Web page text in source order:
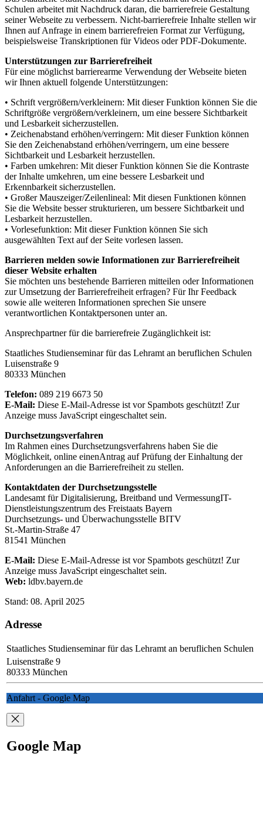
Schulen arbeitet mit Nachdruck daran, die barrierefreie Gestaltung
seiner Webseite zu verbessern. Nicht-barrierefreie Inhalte stellen wir
Ihnen auf Anfrage in einem barrierefreien Format zur Verfügung,
beispielsweise Transkriptionen für Videos oder PDF-Dokumente.
Unterstützungen zur Barrierefreiheit
Für eine möglichst barrierearme Verwendung der Webseite bieten
wir Ihnen aktuell folgende Unterstützungen:
• Schrift vergrößern/verkleinern: Mit dieser Funktion können Sie die
Schriftgröße vergrößern/verkleinern, um eine bessere Sichtbarkeit
und Lesbarkeit sicherzustellen.
• Zeichenabstand erhöhen/verringern: Mit dieser Funktion können
Sie den Zeichenabstand erhöhen/verringern, um eine bessere
Sichtbarkeit und Lesbarkeit herzustellen.
• Farben umkehren: Mit dieser Funktion können Sie die Kontraste
der Inhalte umkehren, um eine bessere Lesbarkeit und
Erkennbarkeit sicherzustellen.
• Großer Mauszeiger/Zeilenlineal: Mit diesen Funktionen können
Sie die Website besser strukturieren, um bessere Sichtbarkeit und
Lesbarkeit herzustellen.
• Vorlesefunktion: Mit dieser Funktion können Sie sich
ausgewählten Text auf der Seite vorlesen lassen.
Barrieren melden sowie Informationen zur Barrierefreiheit
dieser Website erhalten
Sie möchten uns bestehende Barrieren mitteilen oder Informationen
zur Umsetzung der Barrierefreiheit erfragen? Für Ihr Feedback
sowie alle weiteren Informationen sprechen Sie unsere
verantwortlichen Kontaktpersonen unter an.
Ansprechpartner für die barrierefreie Zugänglichkeit ist:
Staatliches Studienseminar für das Lehramt an beruflichen Schulen
Luisenstraße 9
80333 München
Telefon: 089 219 6673 50
E-Mail: Diese E-Mail-Adresse ist vor Spambots geschützt! Zur
Anzeige muss JavaScript eingeschaltet sein.
Durchsetzungsverfahren
Im Rahmen eines Durchsetzungsverfahrens haben Sie die
Möglichkeit, online einenAntrag auf Prüfung der Einhaltung der
Anforderungen an die Barrierefreiheit zu stellen.
Kontaktdaten der Durchsetzungsstelle
Landesamt für Digitalisierung, Breitband und VermessungIT-
Dienstleistungszentrum des Freistaats Bayern
Durchsetzungs- und Überwachungsstelle BITV
St.-Martin-Straße 47
81541 München
E-Mail: Diese E-Mail-Adresse ist vor Spambots geschützt! Zur
Anzeige muss JavaScript eingeschaltet sein.
Web: ldbv.bayern.de
Stand: 08. April 2025
Adresse
Staatliches Studienseminar für das Lehramt an beruflichen Schulen
Luisenstraße 9
80333 München
Anfahrt - Google Map
Google Map